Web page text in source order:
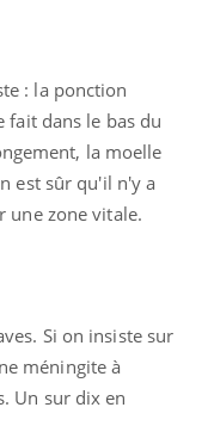
: la ponction
fait dans le bas du
la moelle
est sûr qu'il n'y a
une zone vitale.
Si on insiste sur
méningite à
Un sur dix en
à un groupe
matière de bilan de
d'un « jumeau
...